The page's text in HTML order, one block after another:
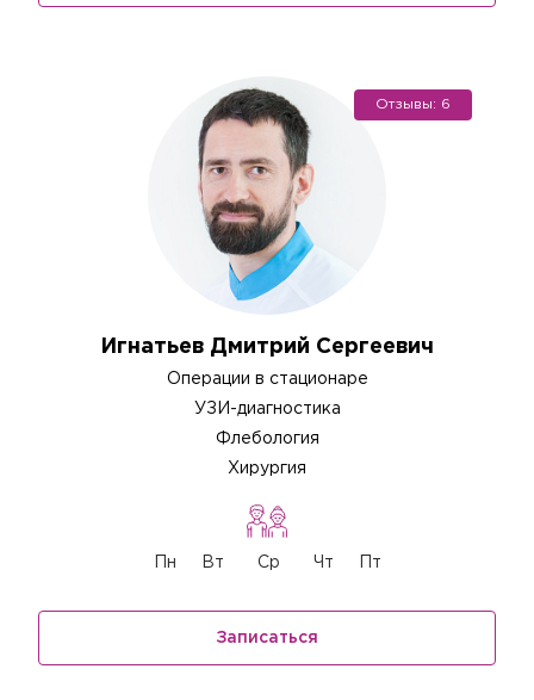
Игнатьев Дмитрий Сергеевич
Операции в стационаре
УЗИ-диагностика
Флебология
Хирургия
Пн Вт Ср Чт Пт
Записаться
Отзывы: 6